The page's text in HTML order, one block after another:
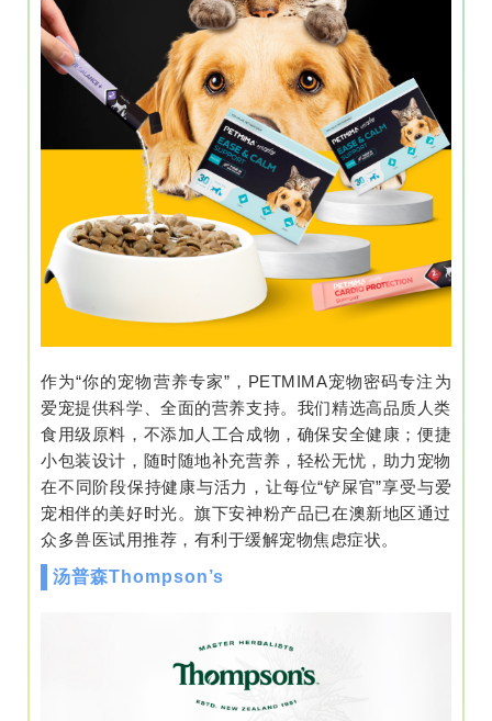
作为“你的宠物营养专家”，PETMIMA宠物密码专注为
爱宠提供科学、全面的营养支持。我们精选高品质人类
食用级原料，不添加人工合成物，确保安全健康；便捷
小包装设计，随时随地补充营养，轻松无忧，助力宠物
在不同阶段保持健康与活力，让每位“铲屎官”享受与爱
宠相伴的美好时光。旗下安神粉产品已在澳新地区通过
众多兽医试用推荐，有利于缓解宠物焦虑症状。
汤普森Thompson’s